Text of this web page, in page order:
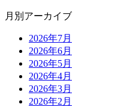
月別アーカイブ
2026年7月
2026年6月
2026年5月
2026年4月
2026年3月
2026年2月